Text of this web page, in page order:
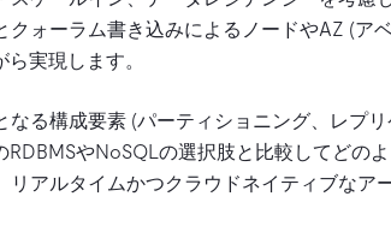
クォーラム書き込みによるノードやAZ (ア
実現します。
なる構成要素 (パーティショニング、レプ
RDBMSやNoSQLの選択肢と比較してどの
リアルタイムかつクラウドネイティブなア